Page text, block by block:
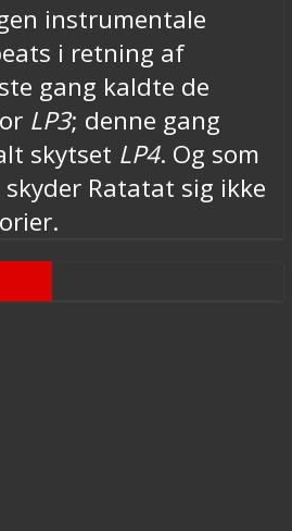
instrumentale
i retning af
gang kaldte de
LP3; denne gang
skytset LP4. Og som
Ratatat sig ikke